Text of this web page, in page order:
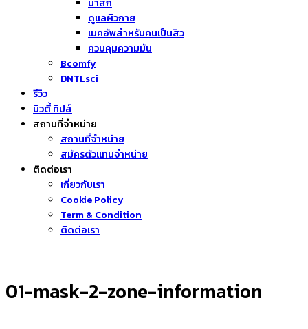
มาส์ก
ดูแลผิวกาย
เมคอัพสำหรับคนเป็นสิว
ควบคุมความมัน
Bcomfy
DNTLsci
รีวิว
บิวตี้ ทิปส์
สถานที่จำหน่าย
สถานที่จำหน่าย
สมัครตัวแทนจำหน่าย
ติดต่อเรา
เกี่ยวกับเรา
Cookie Policy
Term & Condition
ติดต่อเรา
01-mask-2-zone-information